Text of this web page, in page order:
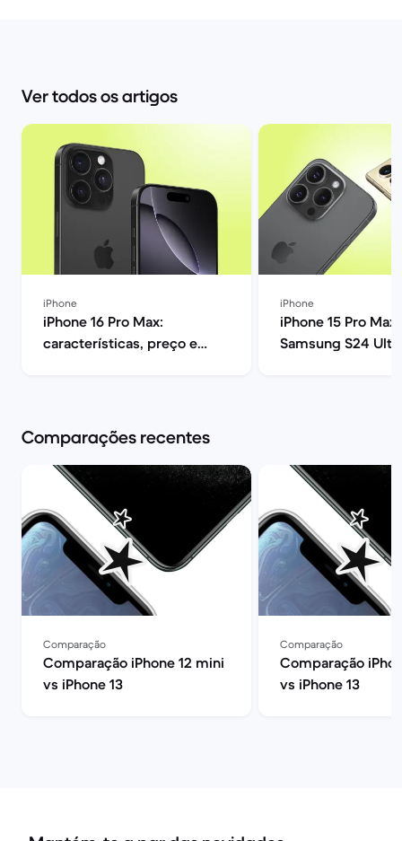
Ver todos os artigos
iPhone
iPhone 16 Pro Max:
características, preço e
iPhone
iPhone 15 Pro Max
Samsung S24
Comparações recentes
Comparação
Comparação iPhone 12 mini
vs iPhone 13
Comparação
Comparação
vs iPhone 13